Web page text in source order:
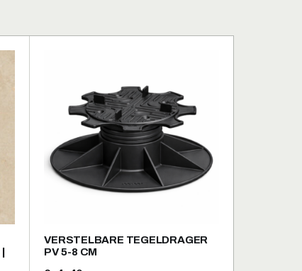
VERSTELBARE TEGELDRAGER
PV 5-8 CM